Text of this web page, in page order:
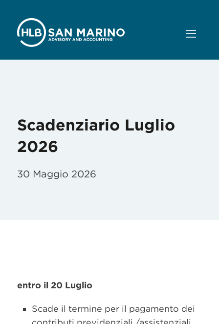
Scadenziario Luglio
2026
30 Maggio 2026
entro il 20 Luglio
Scade il termine per il pagamento dei